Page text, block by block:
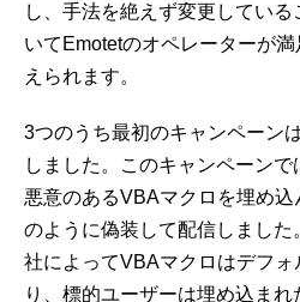
し、手法を絶えず変更してい
いてEmotetのオペレーターが
えられます。
3つのうち最初のキャンペーン
しました。このキャンペーン
悪意のあるVBAマクロを埋め
のように偽装して配信しました
社によってVBAマクロはデフ
り、標的ユーザーは埋め込ま